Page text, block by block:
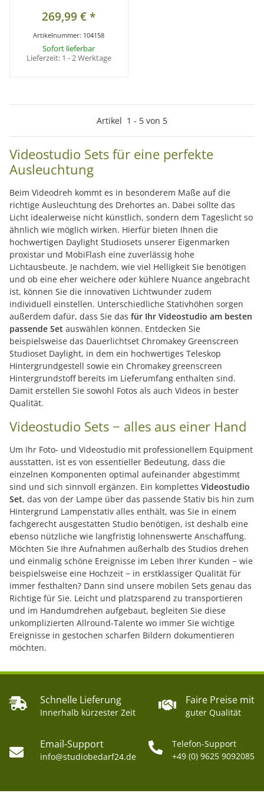
269,99 €*
Artikelnummer: 104158
Sofort lieferbar
Lieferzeit: 1 - 2 Werktage
Artikel 1 - 5 von 5
Videostudio Sets für eine perfekte
Ausleuchtung
Beim Videodreh kommt es in besonderem Maße auf die
richtige Ausleuchtung des Drehortes an. Dabei sollte das
Licht idealerweise nicht künstlich, sondern dem Tageslicht so
ähnlich wie möglich wirken. Hierfür bieten Ihnen die
hochwertigen Daylight Studiosets unserer Eigenmarken
proxistar und MobiFlash eine zuverlässig hohe
Lichtausbeute. Je nachdem, wie viel Helligkeit Sie benötigen
und ob eine eher weichere oder kühlere Nuance angebracht
ist, können Sie die innovativen Lichtwunder zudem
individuell einstellen. Unterschiedliche Stativhöhen sorgen
außerdem dafür, dass Sie das für Ihr Videostudio am besten
passende Set auswählen können. Entdecken Sie
beispielsweise das Dauerlichtset Chromakey Greenscreen
Studioset Daylight, in dem ein hochwertiges Teleskop
Hintergrundgestell sowie ein Chromakey greenscreen
Hintergrundstoff bereits im Lieferumfang enthalten sind.
Damit erstellen Sie sowohl Fotos als auch Videos in bester
Qualität.
Videostudio Sets − alles aus einer Hand
Um Ihr Foto- und Videostudio mit professionellem Equipment
ausstatten, ist es von essentieller Bedeutung, dass die
einzelnen Komponenten optimal aufeinander abgestimmt
sind und sich sinnvoll ergänzen. Ein komplettes Videostudio
Set, das von der Lampe über das passende Stativ bis hin zum
Hintergrund Lampenstativ alles enthält, was Sie in einem
fachgerecht ausgestatten Studio benötigen, ist deshalb eine
ebenso nützliche wie langfristig lohnenswerte Anschaffung.
Möchten Sie Ihre Aufnahmen außerhalb des Studios drehen
und einmalig schöne Ereignisse im Leben Ihrer Kunden − wie
beispielsweise eine Hochzeit − in erstklassiger Qualität für
immer festhalten? Dann sind unsere mobilen Sets genau das
Richtige für Sie. Leicht und platzsparend zu transportieren
und im Handumdrehen aufgebaut, begleiten Sie diese
unkomplizierten Allround-Talente wo immer Sie wichtige
Ereignisse in gestochen scharfen Bildern dokumentieren
möchten.
Schnelle Lieferung
Innerhalb kürzester Zeit
Faire Preise mit
guter Qualität
Email-Support
info@studiobedarf24.de
Telefon-Support
+49 (0) 9625 9092085